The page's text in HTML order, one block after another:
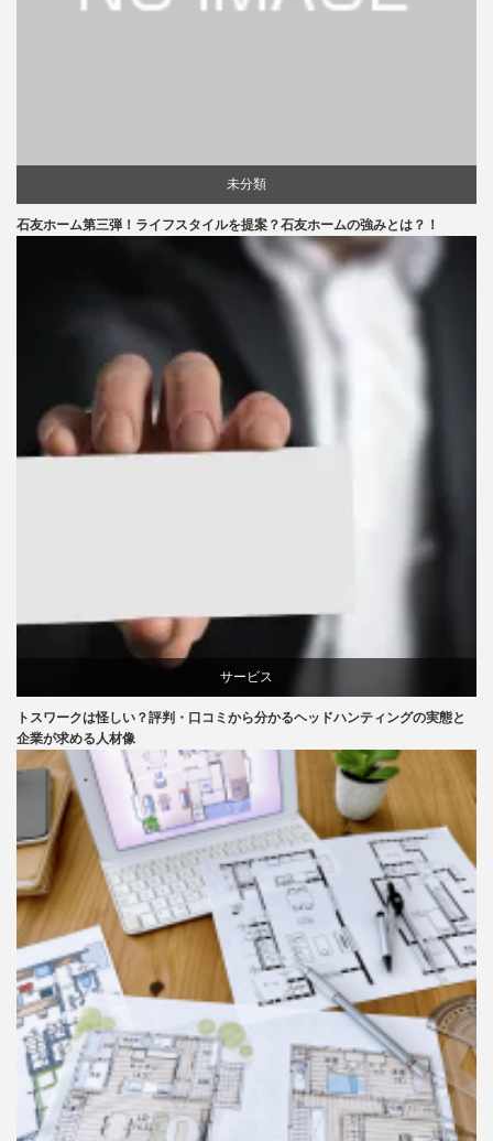
未分類
石友ホーム第三弾！ライフスタイルを提案？石友ホームの強みとは？！
サービス
トスワークは怪しい？評判・口コミから分かるヘッドハンティングの実態と
企業が求める人材像